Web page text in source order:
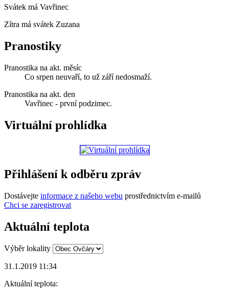
Svátek má Vavřinec
Zítra má svátek Zuzana
Pranostiky
Pranostika na akt. měsíc
Co srpen neuvaří, to už září nedosmaží.
Pranostika na akt. den
Vavřinec - první podzimec.
Virtuální prohlídka
Přihlášení k odběru zpráv
Dostávejte informace z našeho webu prostřednictvím e-mailů
Chci se zaregistrovat
Aktuální teplota
Výběr lokality
31.1.2019 11:34
Aktuální teplota: